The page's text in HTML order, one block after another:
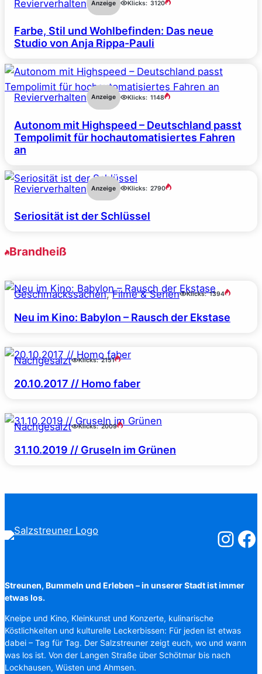
Revierverhalten Anzeige Klicks: 3120
Farbe, Stil und Wohlbefinden: Das neue
Studio von Anja Rippa-Pauli
Revierverhalten Anzeige Klicks: 1148
Autonom mit Highspeed – Deutschland passt
Tempolimit für hochautomatisiertes Fahren
an
Revierverhalten Anzeige Klicks: 2790
Seriosität ist der Schlüssel
Brandheiß
Geschmackssachen, Filme & Serien Klicks: 1394
Neu im Kino: Babylon – Rausch der Ekstase
Nachgesalzt Klicks: 2151
20.10.2017 // Homo faber
Nachgesalzt Klicks: 2009
31.10.2019 // Gruseln im Grünen
Streunen, Bummeln und Erleben – in unserer Stadt ist immer
etwas los.
Kneipe und Kino, Kleinkunst und Konzerte, kulinarische
Köstlichkeiten und kulturelle Leckerbissen: Für jeden ist etwas
dabei – Tag für Tag. Der Salzstreuner zeigt euch, wo und wann
was los ist. Von der Langen Straße über Schötmar bis nach
Lockhausen, Wüsten und Ahmsen.